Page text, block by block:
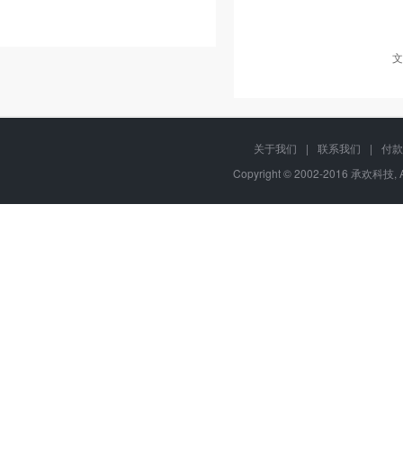
关于我们 | 联系我们 |
付
Copyright © 2002-2016 承欢科技